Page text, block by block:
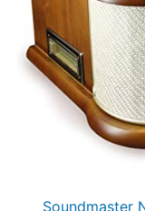
Soundmaster